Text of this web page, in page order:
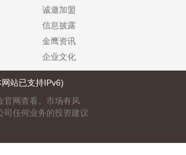
诚邀加盟
信息披露
金鹰资讯
企业文化
站已支持IPv6)
官网查看。市场有风
司任何业务的投资建议